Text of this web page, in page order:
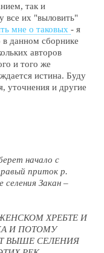
так и
все их "выловить"
мне о таковых- я
данном сборнике
авторов
и того же
истина. Буду
уточнения и другие
начало с
приток р.
Закан –
ХРЕБТЕ И
И ПОТОМУ
ВЫШЕ СЕЛЕНИЯ